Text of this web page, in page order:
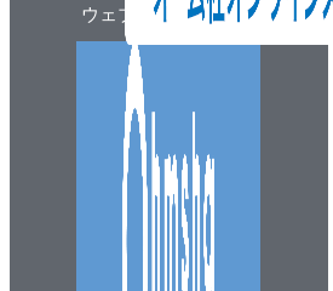
ウェブマガジン